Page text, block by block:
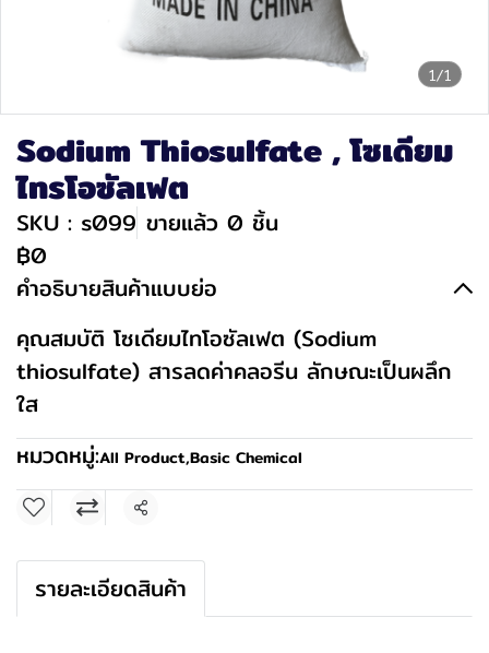
1/1
Sodium Thiosulfate , โซเดียม
ไทรโอซัลเฟต
SKU : s099 ขายแล้ว 0 ชิ้น
฿0
คำอธิบายสินค้าแบบย่อ
คุณสมบัติ โซเดียมไทโอซัลเฟต (Sodium
thiosulfate) สารลดค่าคลอรีน ลักษณะเป็นผลึก
ใส
หมวดหมู่:All Product,Basic Chemical
แชร์
รายละเอียดสินค้า